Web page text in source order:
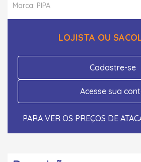
Marca: PIPA
LOJISTA OU
Cadastre-se
Acesse sua
PARA VER OS PREÇOS DE